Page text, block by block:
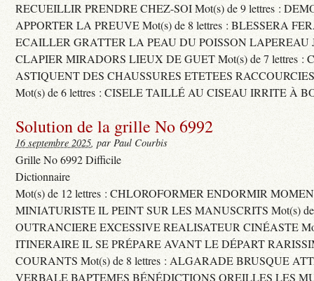
RECUEILLIR PRENDRE CHEZ-SOI Mot(s) de 9 lettres :
APPORTER LA PREUVE Mot(s) de 8 lettres : BLESSERA
ECAILLER GRATTER LA PEAU DU POISSON LAPEREAU
CLAPIER MIRADORS LIEUX DE GUET Mot(s) de 7 lettres :
ASTIQUENT DES CHAUSSURES ETETEES
Mot(s) de 6 lettres : CISELE TAILLÉ AU CISEAU IRRITE À
Solution de la grille No 6992
16 septembre 2025, par Paul Courbis
Grille No 6992 Difficile
Dictionnaire
Mot(s) de 12 lettres : CHLOROFORMER ENDORMIR
MINIATURISTE IL PEINT SUR LES MANUSCRITS Mot(s) de
OUTRANCIERE EXCESSIVE REALISATEUR CINÉASTE
ITINERAIRE IL SE PRÉPARE AVANT LE DÉPART
COURANTS Mot(s) de 8 lettres : ALGARADE BRUSQUE
VERBALE BAPTEMES BÉNÉDICTIONS OREILLES LES